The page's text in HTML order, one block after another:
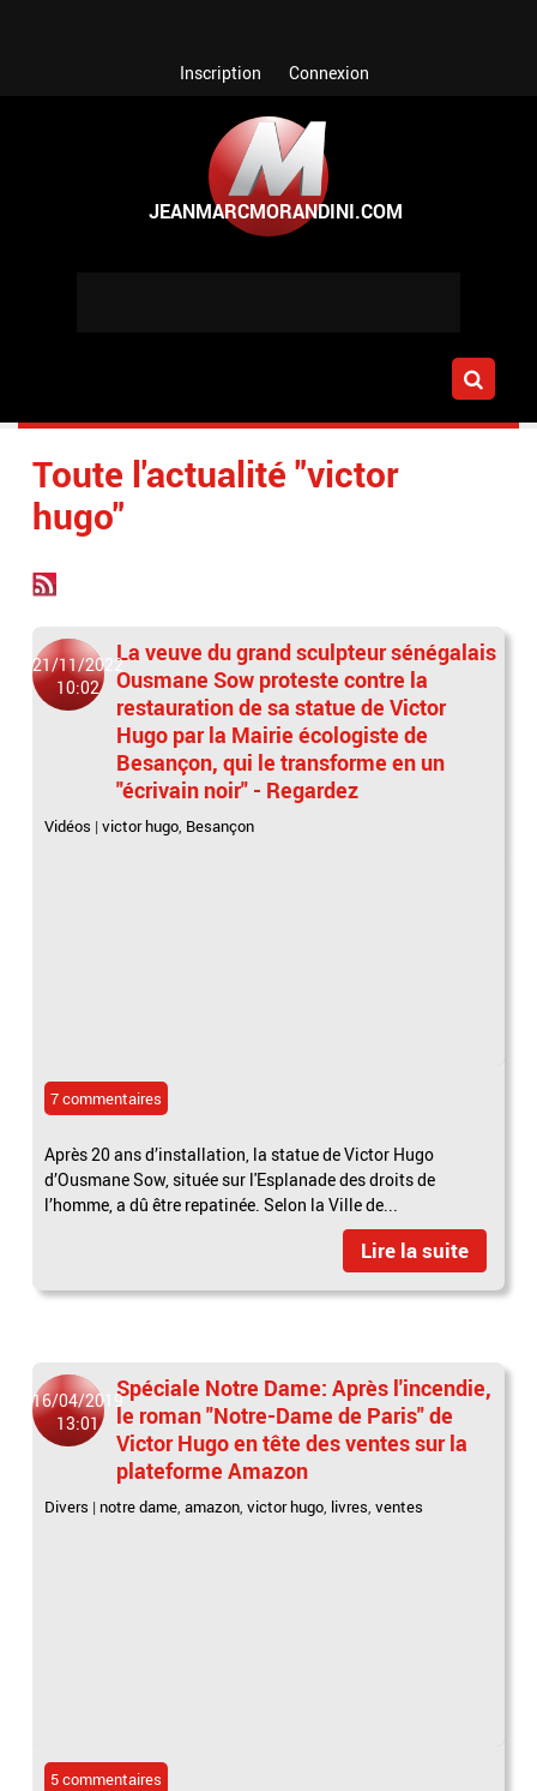
Inscription Connexion
Toute l'actualité "victor
hugo"
21/11/2022
10:02
La veuve du grand sculpteur sénégalais
Ousmane Sow proteste contre la
restauration de sa statue de Victor
Hugo par la Mairie écologiste de
Besançon, qui le transforme en un
"écrivain noir" - Regardez
Vidéos |victor hugo, Besançon
7 commentaires
Après 20 ans d’installation, la statue de Victor Hugo
d’Ousmane Sow, située sur l'Esplanade des droits de
l’homme, a dû être repatinée. Selon la Ville de...
Lire la suite
16/04/2019
13:01
Spéciale Notre Dame: Après l'incendie,
le roman "Notre-Dame de Paris" de
Victor Hugo en tête des ventes sur la
plateforme Amazon
Divers | notre dame,amazon,victor hugo, livres,ventes
5 commentaires